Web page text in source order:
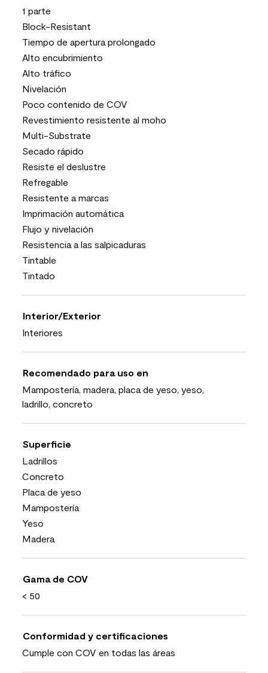
1 parte
Block-Resistant
Tiempo de apertura prolongado
Alto encubrimiento
Alto tráfico
Nivelación
Poco contenido de COV
Revestimiento resistente al moho
Multi-Substrate
Secado rápido
Resiste el deslustre
Refregable
Resistente a marcas
Imprimación automática
Flujo y nivelación
Resistencia a las salpicaduras
Tintable
Tintado
Interior/Exterior
Interiores
Recomendado para uso en
Mampostería, madera, placa de yeso, yeso,
ladrillo, concreto
Superficie
Ladrillos
Concreto
Placa de yeso
Mampostería
Yeso
Madera
Gama de COV
< 50
Conformidad y certificaciones
Cumple con COV en todas las áreas